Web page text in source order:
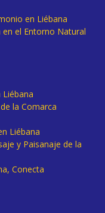
en Liébana
en el Entorno Natural
la Comarca
Liébana
y Paisanaje de la
Conecta